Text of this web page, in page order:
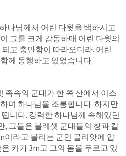
나님께서 어린 다윗을 택하시고
그를 크게 감동하매 어린 다윗의
고 충만함이 따라오더라. 어린
께 동행하고 있었습니다.
족속의 군대가 한 쪽 산에서 이스
며 하나님을 조롱합니다. 하지만
니다. 강력한 하나님께 속해있던
, 그들은 블레셋 군대들의 창과 칼
이라고 불리는 군인 골리앗에 압
키가 3m고 그의 몸을 두르고 있